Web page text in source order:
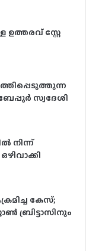
ഉത്തരവ് സ്റ്റേ
സ്വദേശി
നിന്ന്
കേസ്;
ബ്രിട്ടാസിനും